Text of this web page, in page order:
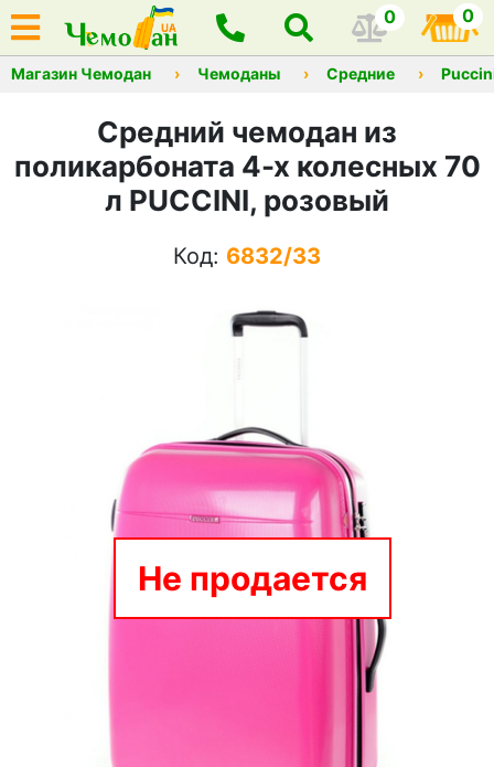
0 0
Магазин Чемодан Чемоданы Средние
Средний чемодан из
поликарбоната 4-х колесных 70
л PUCCINI, розовый
Код: 6832/33
Не продается